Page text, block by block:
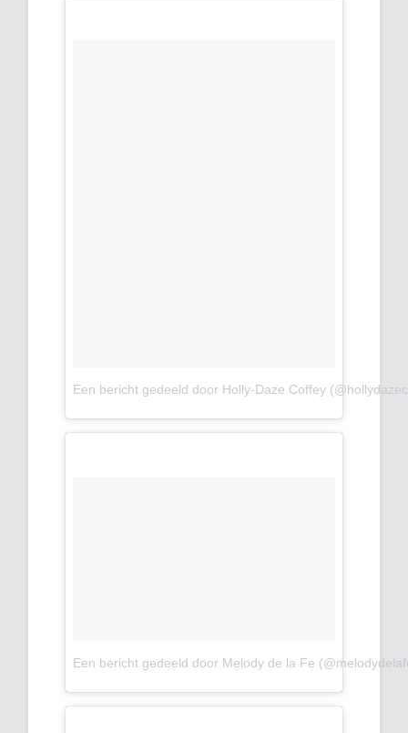
Een bericht gedeeld door Holly-Daze Coffey
Een bericht gedeeld door Melody de la Fe